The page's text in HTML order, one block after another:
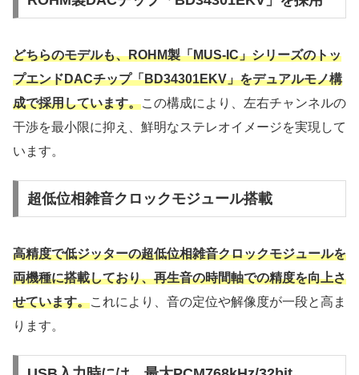
どちらのモデルも、ROHM製「MUS-IC」シリーズのトッ
プエンドDACチップ「BD34301EKV」をデュアルモノ構
成で採用しています。この構成により、左右チャンネルの
干渉を最小限に抑え、鮮明なステレオイメージを実現して
います。
超低位相雑音クロックモジュール搭載
高精度で低ジッターの超低位相雑音クロックモジュールを
両機種に搭載しており、再生音の時間軸での精度を向上さ
せています。これにより、音の定位や解像度が一段と高ま
ります。